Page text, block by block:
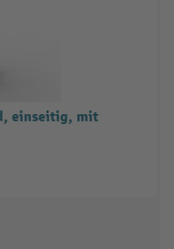
einseitig, mit